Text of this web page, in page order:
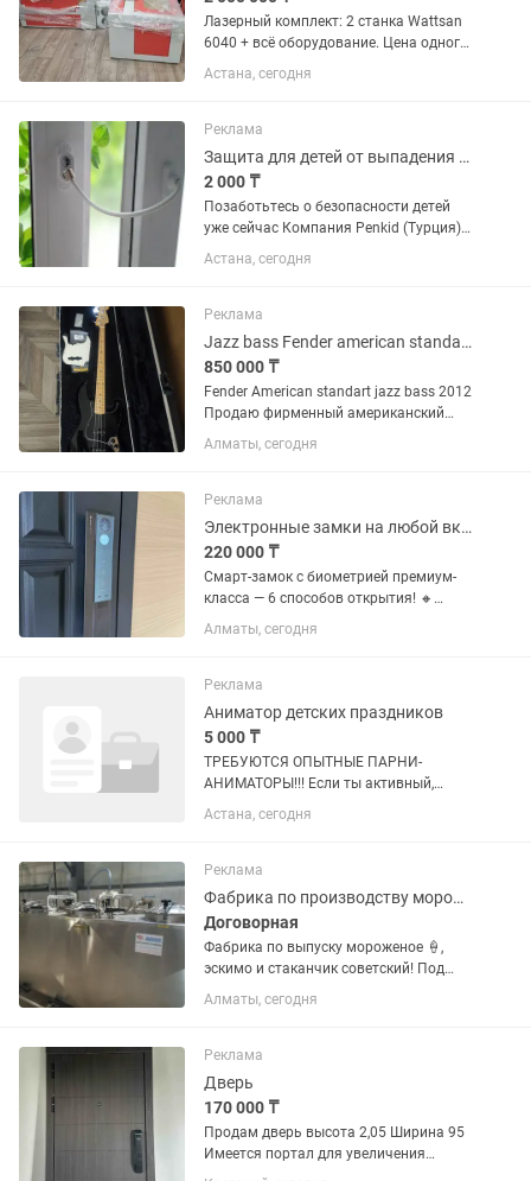
Лазерный комплект: 2 станка Wattsan
6040 + всё оборудование. Цена одного
нового. Продаётся готовый «под ключ»
— полный комплект лазерного
Что входит: • Лазерный...
Астана, сегодня
Реклама
Защита для детей от выпадения из окон, Трос ограничитель Penkid
2 000 ₸
Позаботьтесь о безопасности детей
уже сейчас Компания Penkid (Турция)
изготавливает запатентованные
тросовые ограничители,
защиты детей от выпадения из...
Астана, сегодня
Реклама
Jazz bass Fender american standart 2012
850 000 ₸
Fender American standart jazz bass 2012
Продаю фирменный американский
джаз-бас от Фендер. Год выпуска -
2012, именно в это время на American
60s (на инструментах...
Алматы, сегодня
Реклама
Электронные замки на любой вкус цвет и кошелек
220 000 ₸
Смарт-замок с биометрией премиум-
класса — 6 способов открытия! 🔸
Отпечаток пальца — быстро и точно 🔸
Face ID — мгновенное распознавание
уровень безопасности 🔸 Карта...
Алматы, сегодня
Реклама
Аниматор детских праздников
5 000 ₸
ТРЕБУЮТСЯ ОПЫТНЫЕ ПАРНИ-
АНИМАТОРЫ!!! Если ты активный,
любишь движ, не боишься быть в
центре внимания и готов дарить детям
Астана, сегодня
Реклама
Фабрика по производству мороженного эскимо на палочке и стаканчик
Договорная
Фабрика по выпуску мороженое 🍦,
эскимо и стаканчик советский! Под
ключ из Италии и ес!
Алматы, сегодня
Реклама
Дверь
170 000 ₸
Продам дверь высота 2,05 Ширина 95
Имеется портал для увеличения
высоты С электро замком По